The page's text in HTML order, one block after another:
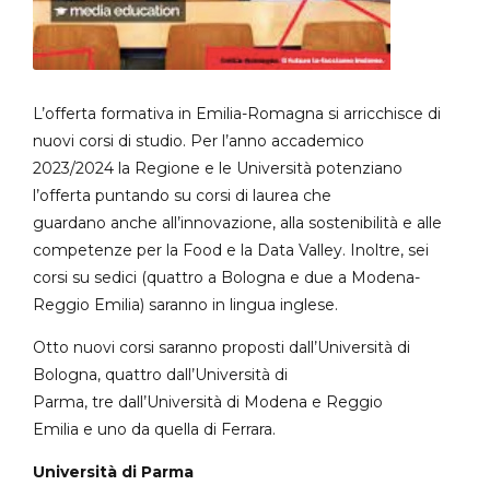
L’offerta formativa in Emilia-Romagna si arricchisce di
nuovi corsi di studio. Per l’anno accademico
2023/2024 la Regione e le Università potenziano
l’offerta puntando su corsi di laurea che
guardano anche all’innovazione, alla sostenibilità e alle
competenze per la Food e la Data Valley. Inoltre, sei
corsi su sedici (quattro a Bologna e due a Modena-
Reggio Emilia) saranno in lingua inglese.
Otto nuovi corsi saranno proposti dall’Università di
Bologna, quattro dall’Università di
Parma, tre dall’Università di Modena e Reggio
Emilia e uno da quella di Ferrara.
Università di Parma